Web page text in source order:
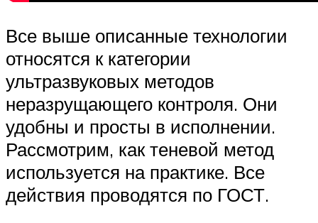
Все выше описанные технологии
относятся к категории
ультразвуковых методов
неразрущающего контроля. Они
удобны и просты в исполнении.
Рассмотрим, как теневой метод
используется на практике. Все
действия проводятся по ГОСТ.